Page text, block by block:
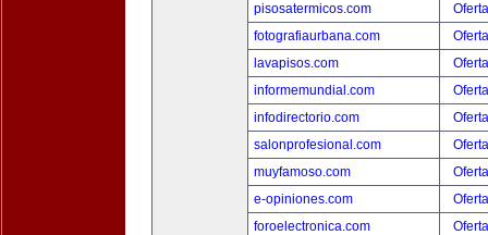
pisosatermicos.com
fotografiaurbana.com
lavapisos.com
informemundial.com
infodirectorio.com
salonprofesional.com
muyfamoso.com
e-opiniones.com
foroelectronica.com